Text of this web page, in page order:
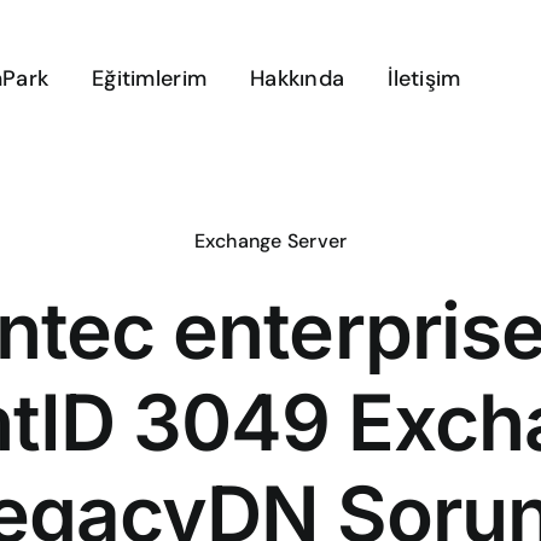
Eğitimlerim Hakkında İletişim
Exchange Server
3049